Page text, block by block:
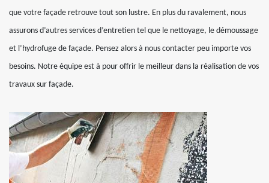
que votre façade retrouve tout son lustre. En plus du ravalement, nous
assurons d’autres services d’entretien tel que le nettoyage, le démoussage
et l’hydrofuge de façade. Pensez alors à nous contacter peu importe vos
besoins. Notre équipe est à pour offrir le meilleur dans la réalisation de vos
travaux sur façade.